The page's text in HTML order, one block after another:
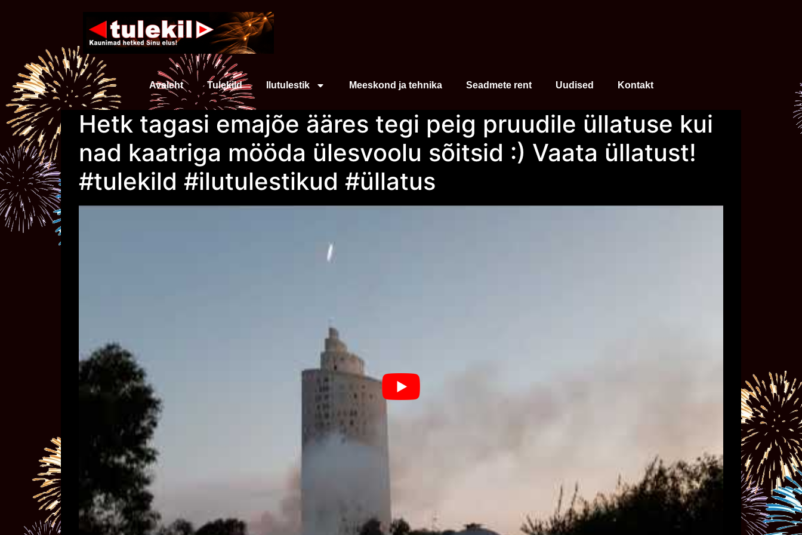
Avaleht Tulekild Ilutulestik Meeskond ja tehnika Seadmete rent Uudised Kontakt
Hetk tagasi emajõe ääres tegi peig pruudile üllatuse kui
nad kaatriga mööda ülesvoolu sõitsid :) Vaata üllatust!
#tulekild #ilutulestikud #üllatus